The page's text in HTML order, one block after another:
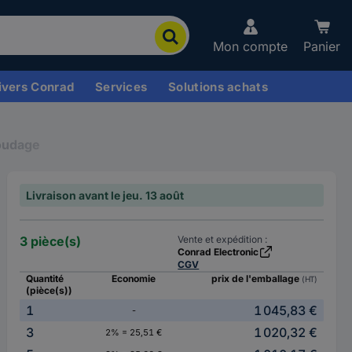
Mon compte Panier
Conrad Services Solutions achats
Livraison avant le jeu. 13 août
3 pièce(s)
Vente et expédition :
Conrad Electronic
CGV
Quantité
(pièce(s))
Economie prix de l'emballage (HT)
1 -
1 045,83 €
3
2% = 25,51 €
1 020,32 €